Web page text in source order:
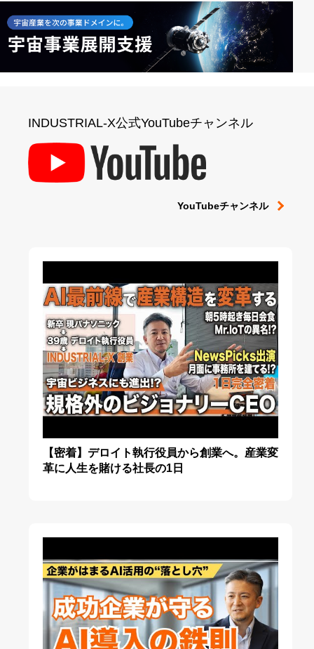
INDUSTRIAL-X公式YouTubeチャンネル
YouTubeチャンネル
【密着】デロイト執行役員から創業へ。産業変
革に人生を賭ける社長の1日